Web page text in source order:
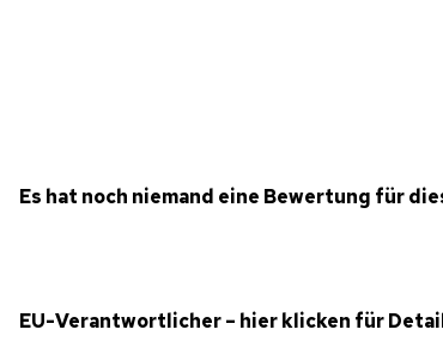
Es hat noch niemand eine Bewertung für
EU-Verantwortlicher – hier klicken für